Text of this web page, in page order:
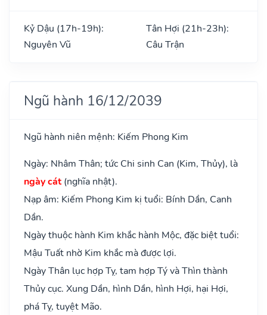
Kỷ Dậu (17h-19h):
Nguyên Vũ
Tân Hợi (21h-23h):
Câu Trận
Ngũ hành 16/12/2039
Ngũ hành niên mệnh: Kiếm Phong Kim
Ngày: Nhâm Thân; tức Chi sinh Can (Kim, Thủy), là
ngày cát(nghĩa nhật).
Nạp âm: Kiếm Phong Kim kị tuổi: Bính Dần, Canh
Dần.
Ngày thuộc hành Kim khắc hành Mộc, đặc biệt tuổi:
Mậu Tuất nhờ Kim khắc mà được lợi.
Ngày Thân lục hợp Tỵ, tam hợp Tý và Thìn thành
Thủy cục. Xung Dần, hình Dần, hình Hợi, hại Hợi,
phá Tỵ, tuyệt Mão.